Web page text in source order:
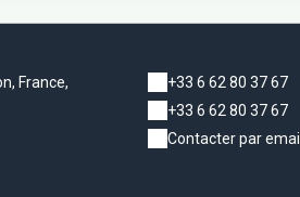
France,
+33 6 62 80 37 67
+33 6 62 80 37 67
Contacter par email